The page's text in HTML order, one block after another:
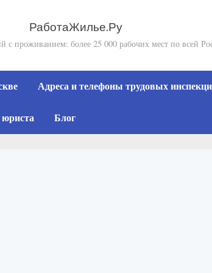
РаботаЖилье.Ру
с проживанием: более 25 000 рабочих мест по всей
Адреса и телефоны трудовых
Блог